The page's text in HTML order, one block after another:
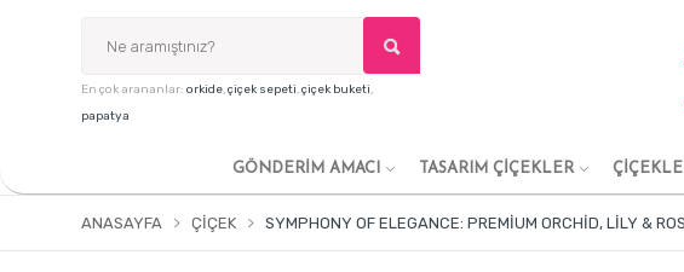
En çok arananlar: orkide,çiçek sepeti,çiçek buketi,
papatya
GÖNDERİM AMACI TASARIM ÇİÇEKLER
ANASAYFA ÇIÇEK SYMPHONY OF ELEGANCE: PREMIUM ORCHID, LILY &